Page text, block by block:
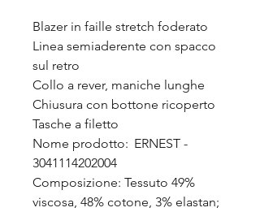
Blazer in faille stretch foderato
Linea semiaderente con spacco
sul retro
Collo a rever, maniche lunghe
Chiusura con bottone ricoperto
Tasche a filetto
Nome prodotto: ERNEST -
3041114202004
Composizione: Tessuto 49%
viscosa, 48% cotone, 3% elastan;